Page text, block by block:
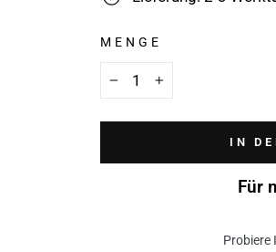
MENGE
IN
Für
Probiere